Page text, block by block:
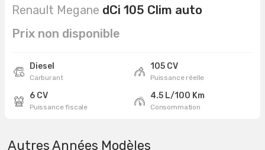
Renault Megane dCi 105 Clim auto
Prix non disponible
Diesel
Carburant
105 CV
Puissance réelle
6 CV
Puissance fiscale
4.5 L/100 Km
Consommation
Autres Années Modèles